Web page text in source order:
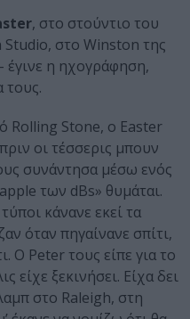
, στο στούντιο του
στο Winston της
έγινε η ηχογράφηση,
τους.
Rolling Stone, ο Easter
οι τέσσερις μπουν
συνάντησα μέσω ενός
των dBs» θυμάται.
κάνανε εκεί τα
όταν πηγαίνανε σπίτι,
Ο Peter τους είπε για το
είχε ξεκινήσει. Είχα δει
στο Raleigh, στη